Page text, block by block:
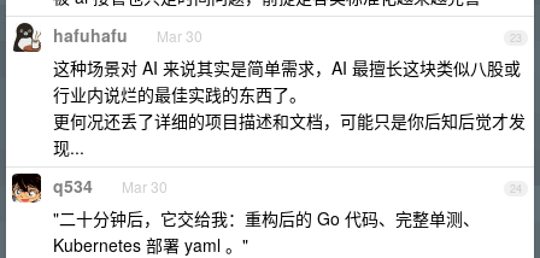
23
hafuhafu Mar 30
这种场景对 AI 来说其实是简单需求，AI 最擅长这块类似八股或
行业内说烂的最佳实践的东西了。
更何况还丢了详细的项目描述和文档，可能只是你后知后觉才发
现...
24
q534 Mar 30
"二十分钟后，它交给我：重构后的 Go 代码、完整单测、
Kubernetes 部署 yaml 。"